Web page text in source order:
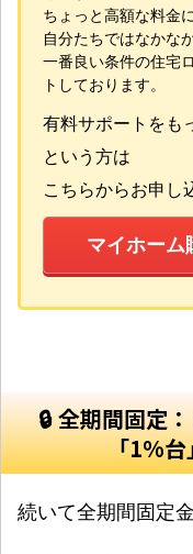
ちょっと高額な料金
自分たちではなかな
一番良い条件の住宅
トしております。
有料サポートをも
という方は
こちらからお申し
マイホーム
🔒 全期間固定
「1%台
続いて全期間固定